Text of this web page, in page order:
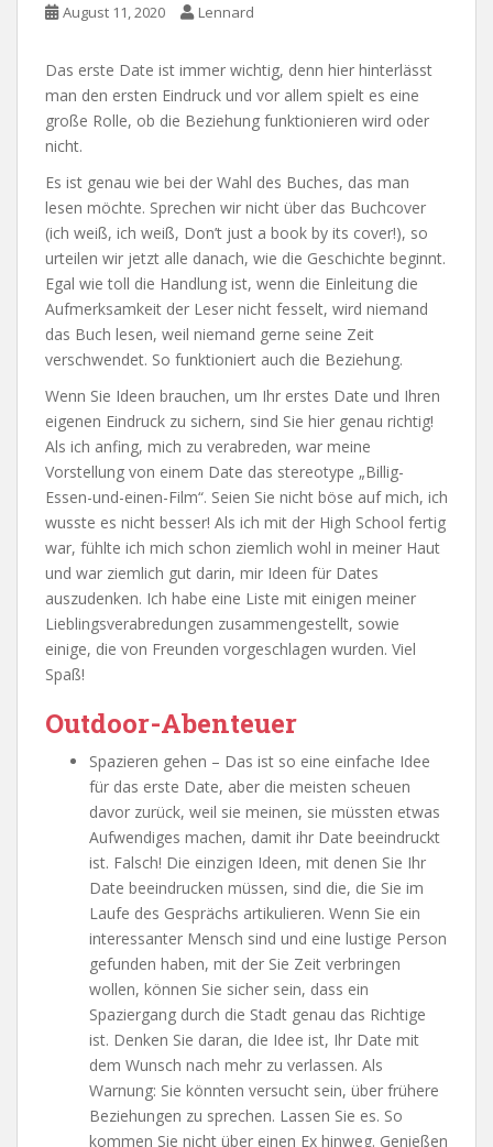
August 11, 2020 Lennard
Das erste Date ist immer wichtig, denn hier hinterlässt
man den ersten Eindruck und vor allem spielt es eine
große Rolle, ob die Beziehung funktionieren wird oder
nicht.
Es ist genau wie bei der Wahl des Buches, das man
lesen möchte. Sprechen wir nicht über das Buchcover
(ich weiß, ich weiß, Don’t just a book by its cover!), so
urteilen wir jetzt alle danach, wie die Geschichte beginnt.
Egal wie toll die Handlung ist, wenn die Einleitung die
Aufmerksamkeit der Leser nicht fesselt, wird niemand
das Buch lesen, weil niemand gerne seine Zeit
verschwendet. So funktioniert auch die Beziehung.
Wenn Sie Ideen brauchen, um Ihr erstes Date und Ihren
eigenen Eindruck zu sichern, sind Sie hier genau richtig!
Als ich anfing, mich zu verabreden, war meine
Vorstellung von einem Date das stereotype „Billig-
Essen-und-einen-Film“. Seien Sie nicht böse auf mich, ich
wusste es nicht besser! Als ich mit der High School fertig
war, fühlte ich mich schon ziemlich wohl in meiner Haut
und war ziemlich gut darin, mir Ideen für Dates
auszudenken. Ich habe eine Liste mit einigen meiner
Lieblingsverabredungen zusammengestellt, sowie
einige, die von Freunden vorgeschlagen wurden. Viel
Spaß!
Outdoor-Abenteuer
Spazieren gehen – Das ist so eine einfache Idee
für das erste Date, aber die meisten scheuen
davor zurück, weil sie meinen, sie müssten etwas
Aufwendiges machen, damit ihr Date beeindruckt
ist. Falsch! Die einzigen Ideen, mit denen Sie Ihr
Date beeindrucken müssen, sind die, die Sie im
Laufe des Gesprächs artikulieren. Wenn Sie ein
interessanter Mensch sind und eine lustige Person
gefunden haben, mit der Sie Zeit verbringen
wollen, können Sie sicher sein, dass ein
Spaziergang durch die Stadt genau das Richtige
ist. Denken Sie daran, die Idee ist, Ihr Date mit
dem Wunsch nach mehr zu verlassen. Als
Warnung: Sie könnten versucht sein, über frühere
Beziehungen zu sprechen. Lassen Sie es. So
kommen Sie nicht über einen Ex hinweg. Genießen